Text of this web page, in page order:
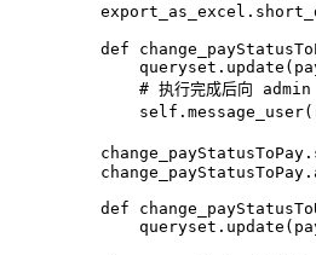
def
# 执行完成后向 admin
def